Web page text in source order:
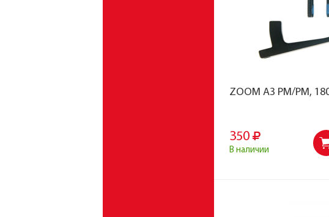
ZOOM A3 PM/PM,
350
В наличии